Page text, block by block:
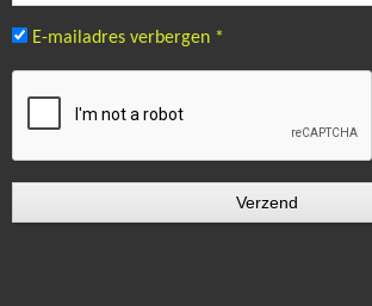
E-mailadres verbergen *